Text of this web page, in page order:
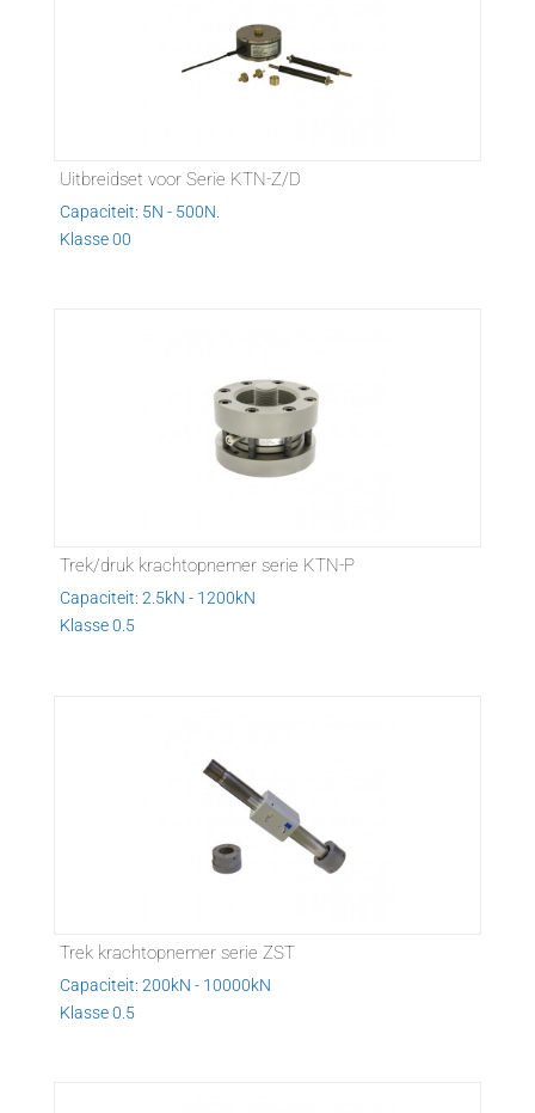
Uitbreidset voor Serie KTN-Z/D
Capaciteit: 5N - 500N.
Klasse 00
Trek/druk krachtopnemer serie KTN-P
Capaciteit: 2.5kN - 1200kN
Klasse 0.5
Trek krachtopnemer serie ZST
Capaciteit: 200kN - 10000kN
Klasse 0.5